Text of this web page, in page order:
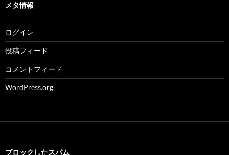
メタ情報
ログイン
投稿フィード
コメントフィード
WordPress.org
ブロックしたスパム